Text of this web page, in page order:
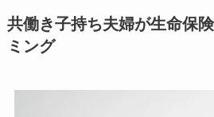
共働き子持ち夫婦が生命保
ミング